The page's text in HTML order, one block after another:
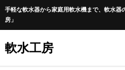
手軽な軟水器から家庭用軟水機まで、軟水器
房」
軟水工房